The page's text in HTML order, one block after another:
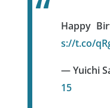
Happy
s://t.co/
— Yuichi
15